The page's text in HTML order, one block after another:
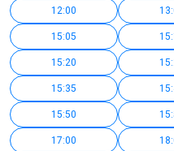
12:00
15:05
15:20
15:35
15:50
17:00